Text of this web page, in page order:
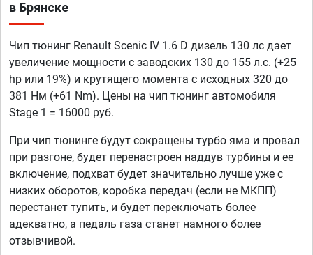
в Брянске
Чип тюнинг Renault Scenic IV 1.6 D дизель 130 лс дает
увеличение мощности с заводских 130 до 155 л.с. (+25
hp или 19%) и крутящего момента с исходных 320 до
381 Нм (+61 Nm). Цены на чип тюнинг автомобиля
Stage 1 = 16000 руб.
При чип тюнинге будут сокращены турбо яма и провал
при разгоне, будет перенастроен наддув турбины и ее
включение, подхват будет значительно лучше уже с
низких оборотов, коробка передач (если не МКПП)
перестанет тупить, и будет переключать более
адекватно, а педаль газа станет намного более
отзывчивой.